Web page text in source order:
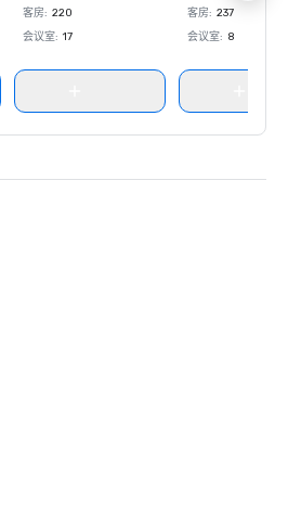
客房: 220
会议室: 17
客房: 237
会议室: 8